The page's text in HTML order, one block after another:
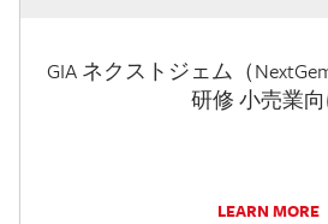
GIA ネクストジェム（
研修 小売業
LEARN MORE